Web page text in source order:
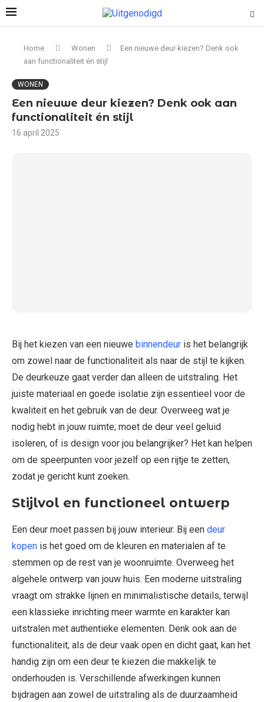
Home Wonen
Een nieuwe deur kiezen? Denk ook
aan functionaliteit én stijl
WONEN
Een nieuwe deur kiezen? Denk ook aan
functionaliteit én stijl
16 april 2025
Bij het kiezen van een nieuwe binnendeur is het belangrijk
om zowel naar de functionaliteit als naar de stijl te kijken.
De deurkeuze gaat verder dan alleen de uitstraling. Het
juiste materiaal en goede isolatie zijn essentieel voor de
kwaliteit en het gebruik van de deur. Overweeg wat je
nodig hebt in jouw ruimte; moet de deur veel geluid
isoleren, of is design voor jou belangrijker? Het kan helpen
om de speerpunten voor jezelf op een rijtje te zetten,
zodat je gericht kunt zoeken.
Stijlvol en functioneel ontwerp
Een deur moet passen bij jouw interieur. Bij een deur
kopen is het goed om de kleuren en materialen af te
stemmen op de rest van je woonruimte. Overweeg het
algehele ontwerp van jouw huis. Een moderne uitstraling
vraagt om strakke lijnen en minimalistische details, terwijl
een klassieke inrichting meer warmte en karakter kan
uitstralen met authentieke elementen. Denk ook aan de
functionaliteit; als de deur vaak open en dicht gaat, kan het
handig zijn om een deur te kiezen die makkelijk te
onderhouden is. Verschillende afwerkingen kunnen
bijdragen aan zowel de uitstraling als de duurzaamheid